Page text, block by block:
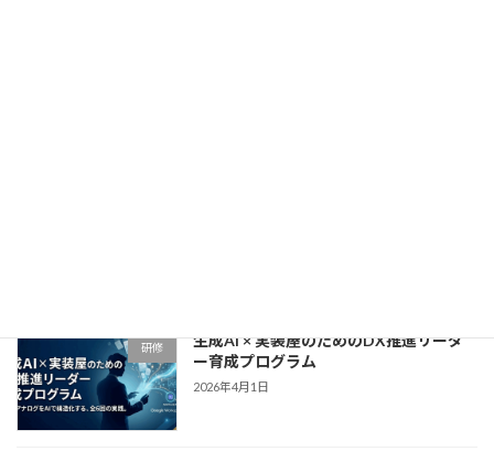
研修
生成AI × 実装屋のためのDX推進リーダ
ー育成プログラム
2026年4月1日